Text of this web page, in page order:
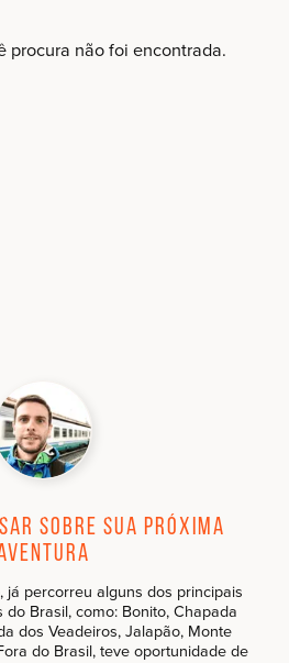
procura não foi encontrada.
sobre sua próxima
já percorreu alguns dos principais
Brasil, como: Bonito, Chapada
dos Veadeiros, Jalapão, Monte
do Brasil, teve oportunidade de